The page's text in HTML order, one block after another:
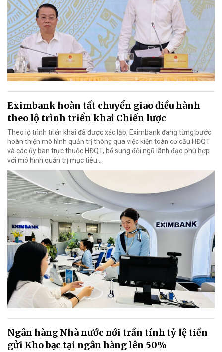
Eximbank hoàn tất chuyển giao điều hành
theo lộ trình triển khai Chiến lược
Theo lộ trình triển khai đã được xác lập, Eximbank đang từng bước
hoàn thiện mô hình quản trị thông qua việc kiện toàn cơ cấu HĐQT
và các ủy ban trực thuộc HĐQT, bổ sung đội ngũ lãnh đạo phù hợp
với mô hình quản trị mục tiêu...
Ngân hàng Nhà nước nới trần tính tỷ lệ tiền
gửi Kho bạc tại ngân hàng lên 50%